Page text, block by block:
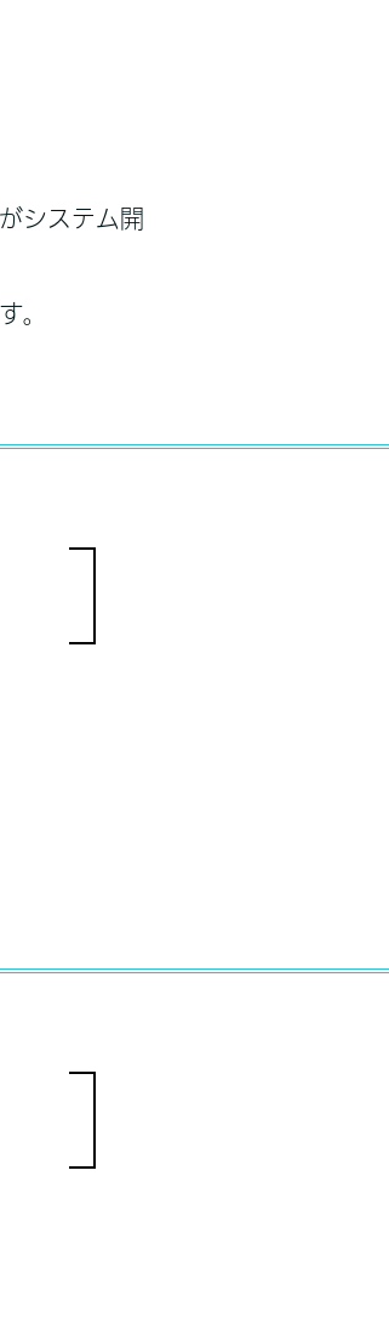
システム開
。